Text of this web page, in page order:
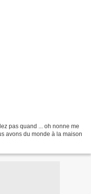
pas quand ... oh nonne me
avons du monde à la maison